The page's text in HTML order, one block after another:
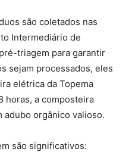
são coletados nas
Intermediário de
triagem para garantir
sejam processados, eles
elétrica da Topema
horas, a composteira
orgânico valioso.
são significativos: